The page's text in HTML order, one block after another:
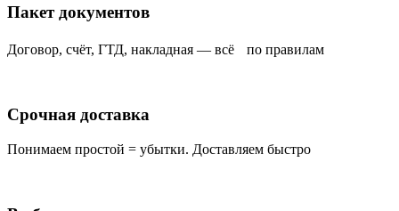
Пакет документов
Договор, счёт, ГТД, накладная — всё по правилам
Срочная доставка
Понимаем простой = убытки. Доставляем быстро